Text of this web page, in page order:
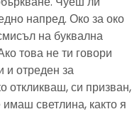
напред. Око за око
на буквална
това не ти говори
и отреден за
откликваш, си призван,
светлина, както я